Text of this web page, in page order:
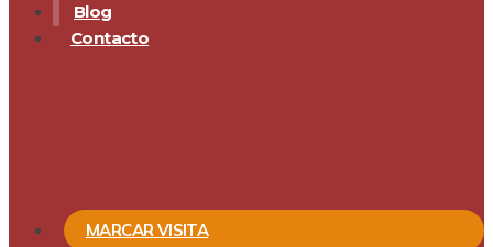
Blog
Contacto
MARCAR VISITA